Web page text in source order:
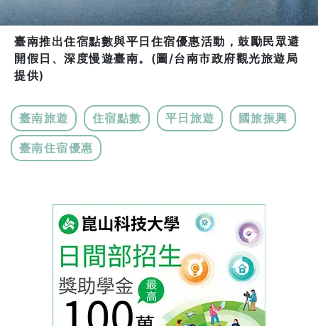
臺南推出住宿點數與平日住宿優惠活動，鼓勵民眾避
開假日、深度慢遊臺南。(圖/台南市政府觀光旅遊局
提供)
臺南旅遊 住宿點數 平日旅遊 國旅振興
臺南住宿優惠